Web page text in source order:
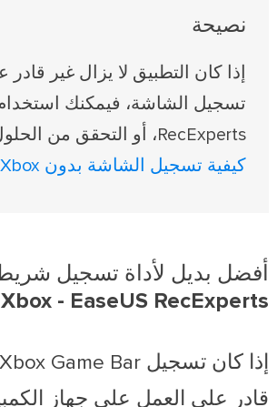
نصيحة
إذا كان التطبيق لا يزال غير قادر
RecExperts، أو التحقق من الحلول حول
كيفية تسجيل الشاشة بدون Xbox
أفضل بديل لأداة تسجيل
Xbox - EaseUS RecExperts
قادر على العمل على جهاز